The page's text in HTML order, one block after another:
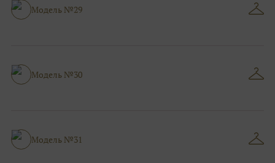
Модель №29
Модель №30
Модель №31